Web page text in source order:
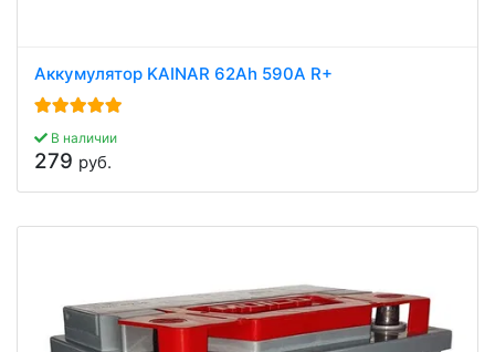
Аккумулятор KAINAR 62Ah 590A R+
В наличии
279 руб.